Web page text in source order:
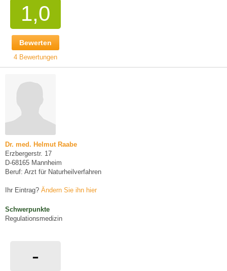
1,0
Bewerten
4 Bewertungen
Dr. med. Helmut Raabe
Erzbergerstr. 17
D-68165 Mannheim
Beruf: Arzt für Naturheilverfahren
Ihr Eintrag? Ändern Sie ihn hier
Schwerpunkte
Regulationsmedizin
-